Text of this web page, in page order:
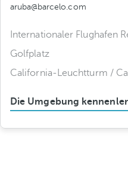
aruba@barcelo.com
Internationaler Flughafen
Golfplatz
California-Leuchtturm /
Die Umgebung